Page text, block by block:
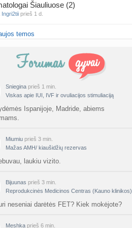
Šiauliuose (2)
Ingri2tii prieš 1 d.
valymas
Šklėrius
mėnesio dvyniai
AgnieskaAdele prieš 1 d.
linikea223 prieš 1 d.
mokyklos
rečiausi berniukų vardai :)
gelio (progesterono) naudojimas
temos
Sniegina prieš 1 min.
Viskas apie IUI, IVF ir ovuliacijos stimuliaciją
Ispanijoje, Madride, abiems
Miumiu prieš 3 min.
Mažas AMH/ kiaušidžių rezervas
laukiu vizito.
Bijuunas prieš 3 min.
Reprodukcinės Medicinos Centras (Kauno klinikos)
neseniai darėtės FET? Kiek mokėjote?
Meshka prieš 6 min.